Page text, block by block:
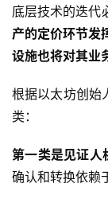
底层技术的迭代
产的定价环节发
设施也将对其业
根据以太坊创始
类：
第一类是见证人
确认和转换依赖